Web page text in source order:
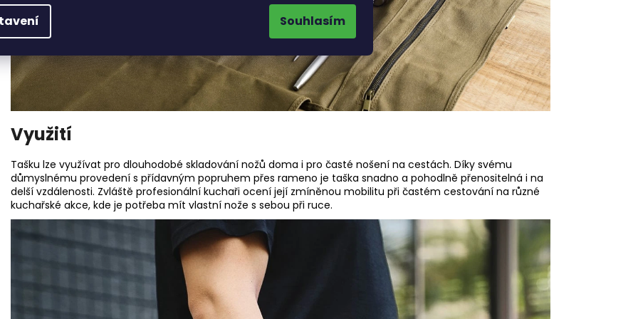
Souhlasím
Využití
Tašku lze využívat pro dlouhodobé skladování nožů doma i pro časté nošení na cestách. Díky svému
důmyslnému provedení s přídavným popruhem přes rameno je taška snadno a pohodlně přenositelná i na
delší vzdálenosti. Zvláště profesionální kuchaři ocení její zmíněnou mobilitu při častém cestování na různé
kuchařské akce, kde je potřeba mít vlastní nože s sebou při ruce.